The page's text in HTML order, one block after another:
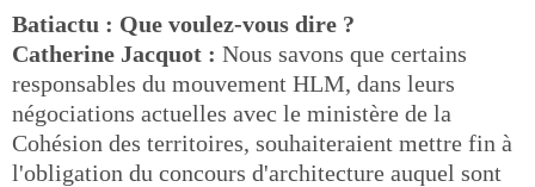
Batiactu : Que voulez-vous dire ?
Catherine Jacquot : Nous savons que certains
responsables du mouvement HLM, dans leurs
négociations actuelles avec le ministère de la
Cohésion des territoires, souhaiteraient mettre fin à
l'obligation du concours d'architecture auquel sont